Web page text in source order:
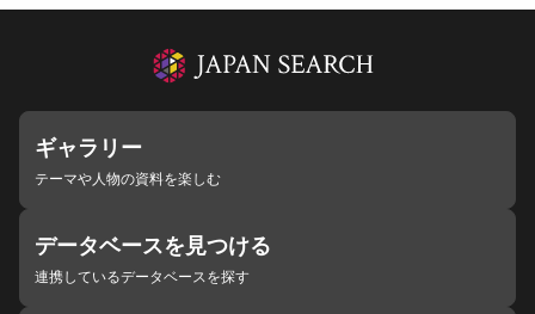
ギャラリー
テーマや人物の資料を楽しむ
データベースを見つける
連携しているデータベースを探す